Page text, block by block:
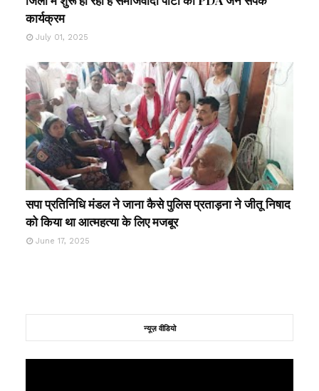
कार्यक्रम
July 01, 2025
सपा प्रतिनिधि मंडल ने जाना कैसे पुलिस प्रताड़ना ने जीतू निषाद
को किया था आत्महत्या के लिए मजबूर
June 17, 2025
न्यूज़ वीडियो